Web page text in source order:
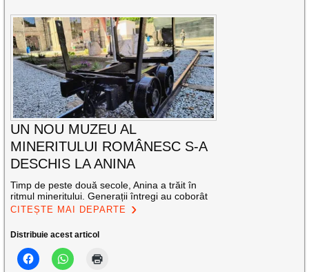
UN NOU MUZEU AL
MINERITULUI ROMÂNESC S-A
DESCHIS LA ANINA
Timp de peste două secole, Anina a trăit în
ritmul mineritului. Generații întregi au coborât
CITEȘTE MAI DEPARTE
Distribuie acest articol